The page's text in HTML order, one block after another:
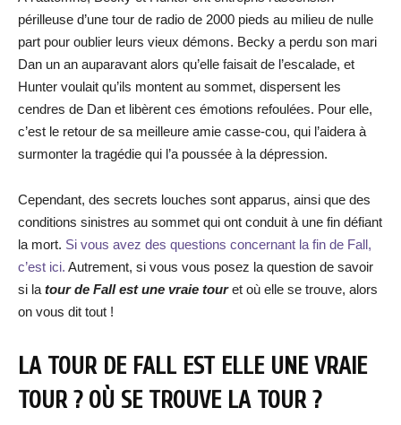
périlleuse d’une tour de radio de 2000 pieds au milieu de nulle
part pour oublier leurs vieux démons. Becky a perdu son mari
Dan un an auparavant alors qu’elle faisait de l’escalade, et
Hunter voulait qu’ils montent au sommet, dispersent les
cendres de Dan et libèrent ces émotions refoulées. Pour elle,
c’est le retour de sa meilleure amie casse-cou, qui l’aidera à
surmonter la tragédie qui l’a poussée à la dépression.
Cependant, des secrets louches sont apparus, ainsi que des
conditions sinistres au sommet qui ont conduit à une fin défiant
la mort. Si vous avez des questions concernant la fin de Fall,
c’est ici. Autrement, si vous vous posez la question de savoir
si la tour de Fall est une vraie touret où elle se trouve, alors
on vous dit tout !
LA TOUR DE FALL EST ELLE UNE VRAIE
TOUR ? OÙ SE TROUVE LA TOUR ?